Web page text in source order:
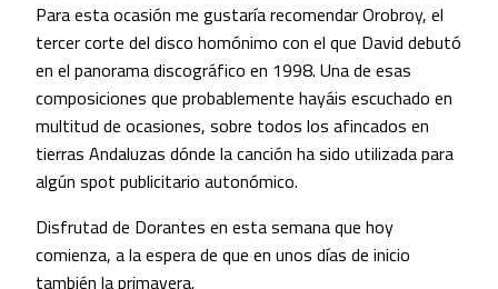
Para esta ocasión me gustaría recomendar Orobroy, el
tercer corte del disco homónimo con el que David debutó
en el panorama discográfico en 1998. Una de esas
composiciones que probablemente hayáis escuchado en
multitud de ocasiones, sobre todos los afincados en
tierras Andaluzas dónde la canción ha sido utilizada para
algún spot publicitario autonómico.
Disfrutad de Dorantes en esta semana que hoy
comienza, a la espera de que en unos días de inicio
también la primavera.